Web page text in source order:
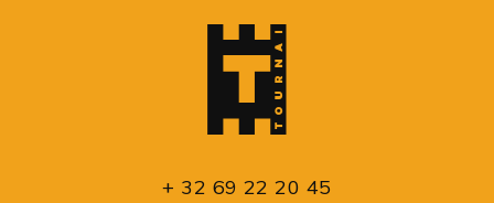
+ 32 69 22 20 45